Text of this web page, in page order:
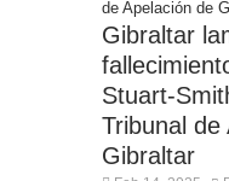
de Ultramar al
Presentado el IV
de San
Gibraltar
Stuart-
Tribunal de
Gibraltar